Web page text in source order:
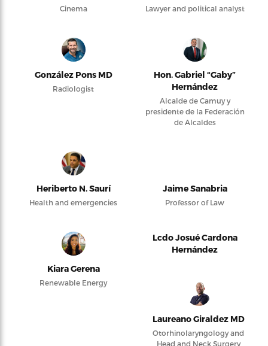
Cinema Lawyer and political analyst
González Pons MD
Radiologist
Hon. Gabriel “Gaby”
Hernández
Alcalde de Camuy y
presidente de la Federación
de Alcaldes
Heriberto N. Saurí
Health and emergencies
Jaime Sanabria
Professor of Law
Kiara Gerena
Renewable Energy
Lcdo Josué Cardona
Hernández
Laureano Giraldez MD
Otorhinolaryngology and
Head and Neck Surgery